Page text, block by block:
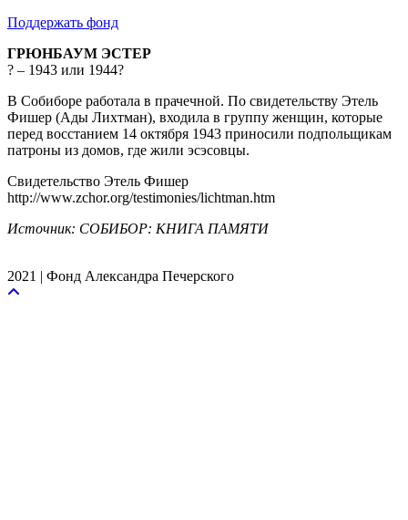
Поддержать фонд
ГРЮНБАУМ ЭСТЕР
? – 1943 или 1944?
В Собиборе работала в прачечной. По свидетельству Этель
Фишер (Ады Лихтман), входила в группу женщин, которые
перед восстанием 14 октября 1943 приносили подпольщикам
патроны из домов, где жили эсэсовцы.
Свидетельство Этель Фишер
http://www.zchor.org/testimonies/lichtman.htm
Источник: СОБИБОР: КНИГА ПАМЯТИ
2021 | Фонд Александра Печерского